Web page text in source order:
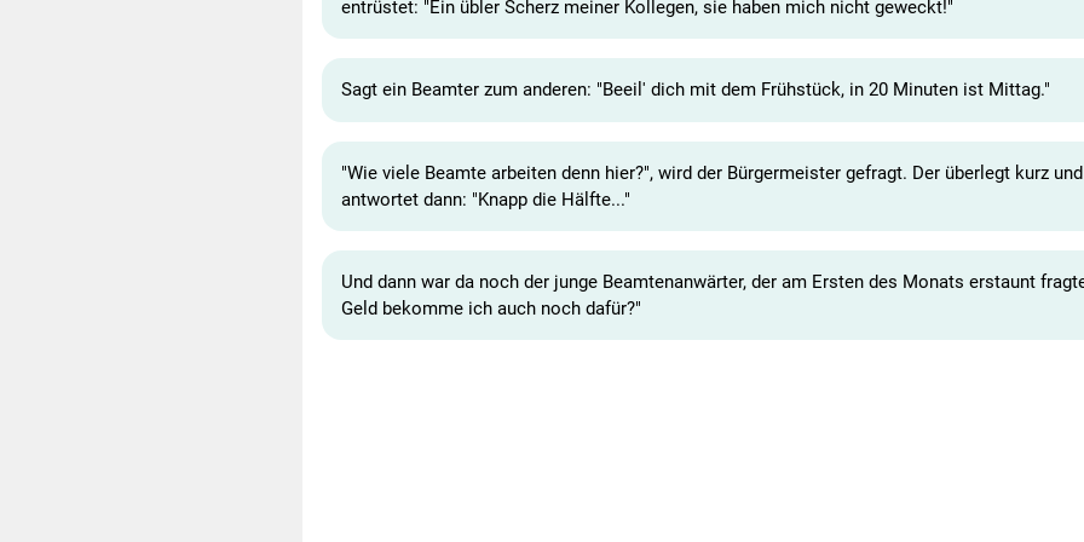
entrüstet: "Ein übler Scherz meiner Kollegen, sie haben mich nicht geweckt!"
Sagt ein Beamter zum anderen: "Beeil' dich mit dem Frühstück, in 20 Minuten ist Mittag."
"Wie viele Beamte arbeiten denn hier?", wird der Bürgermeister gefragt. Der überlegt kurz und
antwortet dann: "Knapp die Hälfte..."
Und dann war da noch der junge Beamtenanwärter, der am Ersten des Monats erstaunt
Geld bekomme ich auch noch dafür?"